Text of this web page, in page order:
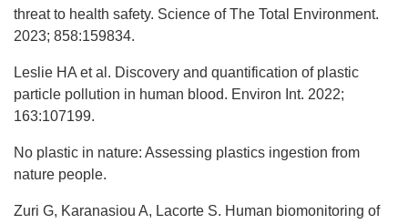
threat to health safety. Science of The Total Environment.
2023; 858:159834.
Leslie HA et al. Discovery and quantification of plastic
particle pollution in human blood. Environ Int. 2022;
163:107199.
No plastic in nature: Assessing plastics ingestion from
nature people.
Zuri G, Karanasiou A, Lacorte S. Human biomonitoring of